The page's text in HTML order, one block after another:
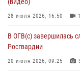
28 июля 2026, 16:50 1
В ОГВ(с) завершилась
Росгвардии
20 июля 2026, 09:25